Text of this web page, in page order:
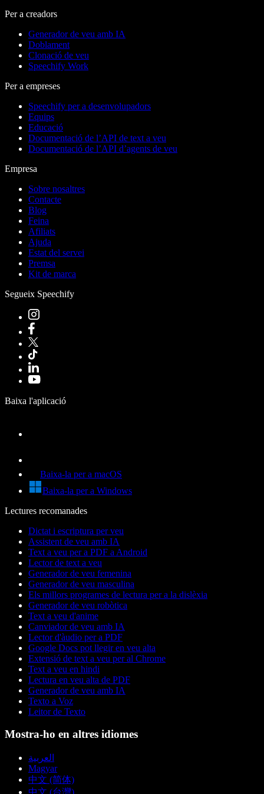
Per a creadors
Generador de veu amb IA
Doblament
Clonació de veu
Speechify Work
Per a empreses
Speechify per a desenvolupadors
Equips
Educació
Documentació de l’API de text a veu
Documentació de l’API d’agents de veu
Empresa
Sobre nosaltres
Contacte
Blog
Feina
Afiliats
Ajuda
Estat del servei
Premsa
Kit de marca
Segueix Speechify
Baixa l'aplicació
Baixa-la per a macOS
Baixa-la per a Windows
Lectures recomanades
Dictat i escriptura per veu
Assistent de veu amb IA
Text a veu per a PDF a Android
Lector de text a veu
Generador de veu femenina
Generador de veu masculina
Els millors programes de lectura per a la dislèxia
Generador de veu robòtica
Text a veu d'anime
Canviador de veu amb IA
Lector d'àudio per a PDF
Google Docs pot llegir en veu alta
Extensió de text a veu per al Chrome
Text a veu en hindi
Lectura en veu alta de PDF
Generador de veu amb IA
Texto a Voz
Leitor de Texto
Mostra-ho en altres idiomes
العربية
Magyar
中文 (简体)